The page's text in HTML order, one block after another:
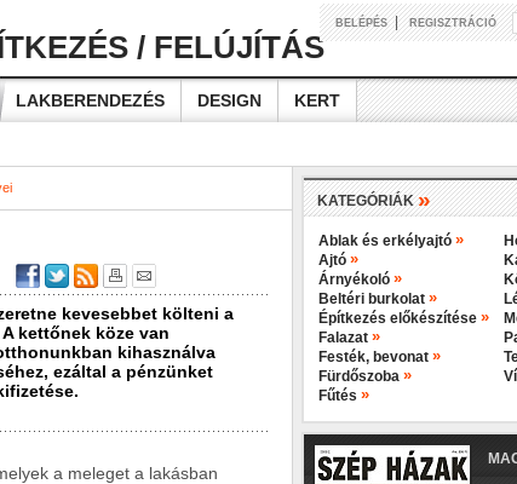
/ FELÚJÍTÁS
BELÉPÉS| REGISZTRÁCIÓ
LAKBERENDEZÉS DESIGN KERT
kevesebbet költeni a
kettőnek köze van
kihasználva
ezáltal a pénzünket
a meleget a lakásban
KATEGÓRIÁK»
Ablak és erkélyajtó »
Ajtó »
Árnyékoló »
Beltéri burkolat »
Építkezés előkészítése »
Falazat »
Festék, bevonat »
Fürdőszoba »
Fűtés »